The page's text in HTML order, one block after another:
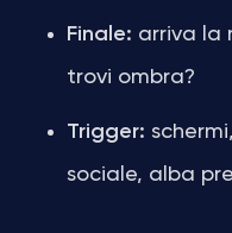
Finale: arriva la
trovi ombra?
Trigger:
sociale, alba